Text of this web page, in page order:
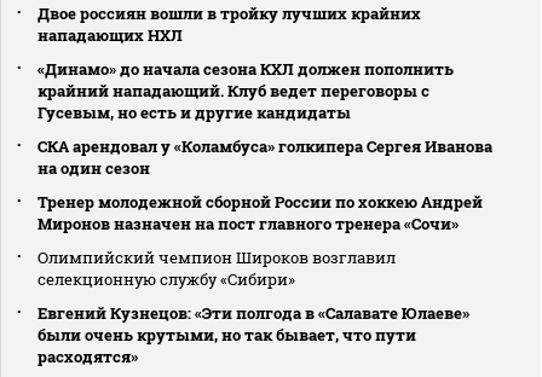
Двое россиян вошли в тройку лучших крайних
нападающих НХЛ
«Динамо» до начала сезона КХЛ должен пополнить
крайний нападающий. Клуб ведет переговоры с
Гусевым, но есть и другие кандидаты
СКА арендовал у «Коламбуса» голкипера Сергея Иванова
на один сезон
Тренер молодежной сборной России по хоккею Андрей
Миронов назначен на пост главного тренера «Сочи»
Олимпийский чемпион Широков возглавил
селекционную службу «Сибири»
Евгений Кузнецов: «Эти полгода в «Салавате Юлаеве»
были очень крутыми, но так бывает, что пути
расходятся»